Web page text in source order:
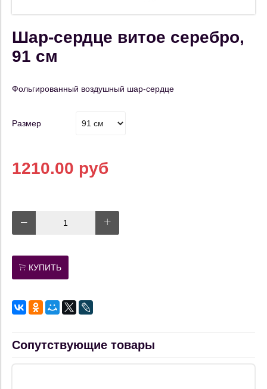
Шар-сердце витое серебро,
91 см
Фольгированный воздушный шар-сердце
Размер
1210.00 руб
КУПИТЬ
Сопутствующие товары